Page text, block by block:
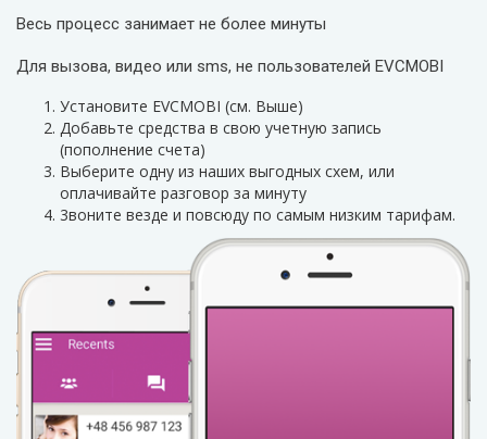
Весь процесс занимает не более минуты
Для вызова, видео или sms, не пользователей EVCMOBI
Установите EVCMOBI (см. Выше)
Добавьте средства в свою учетную запись
(пополнение счета)
Выберите одну из наших выгодных схем, или
оплачивайте разговор за минуту
3воните везде и повсюду по самым низким тарифам.